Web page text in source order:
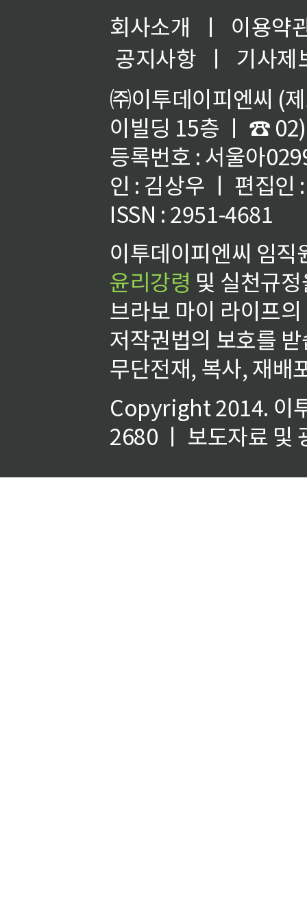
회사소개 ㅣ
이용약
공지사항
ㅣ
기사제
㈜이투데이피엔씨 (
이빌딩 15층 ㅣ ☎
등록번호 : 서울아
인 : 김상우 ㅣ 편집인
ISSN : 2951-4681
이투데이피엔씨 임
윤리강령 및 실천규
브라보 마이 라이프
저작권법의 보호를
무단전재, 복사, 재배
Copyright 2014. 이
2680 ㅣ 보도자료